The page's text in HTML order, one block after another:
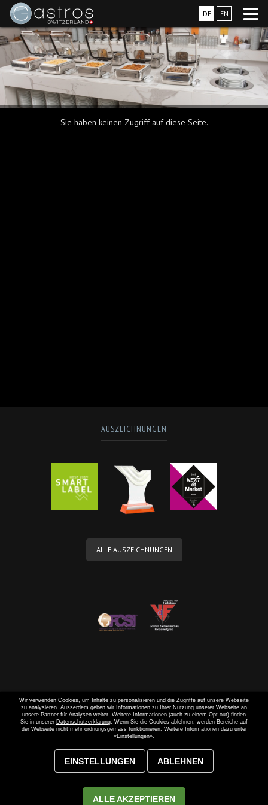
DE EN
Sie haben keinen Zugriff auf diese Seite.
AUSZEICHNUNGEN
ALLE AUSZEICHNUNGEN
Webseite entwickelt vonMAGIC SYSTEMSund umgesetzt mit
Dynamic CMS. © 2021-2022 Gastros Switzerland AG. Inhalte und
Weiterverwendung nur mit ausdrücklicher Genehmigung. Alle Rechte
Wir verwenden Cookies, um Inhalte zu personalisieren und die Zugriffe auf unsere Webseite
zu analysieren. Ausserdem geben wir Informationen zu Ihrer Nutzung unserer Webseite an
unsere Partner für Analysen weiter. Weitere Informationen (auch zu einem Opt-out) finden
Sie in unserer Datenschutzerklärung. Wenn Sie die Cookies ablehnen, werden Bereiche auf
der Webseite nicht mehr ordnungsgemäss funktionieren. Weitere Informationen dazu unter
«Einstellungen».
EINSTELLUNGEN ABLEHNEN
ALLE AKZEPTIEREN